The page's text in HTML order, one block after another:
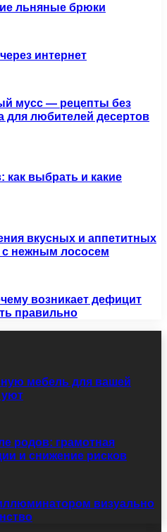
льняные брюки
интернет
мусс — рецепты без
для любителей десертов
как выбрать и какие
вкусных и аппетитных
нежным лососем
возникает дефицит
правильно
мебель для вашей
уют
родов: грамотная
и снижение рисков
визуально